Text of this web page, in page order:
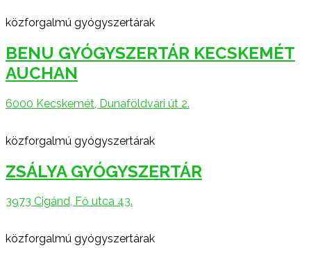
közforgalmú gyógyszertárak
BENU GYÓGYSZERTÁR KECSKEMÉT
AUCHAN
6000 Kecskemét, Dunaföldvári út 2.
közforgalmú gyógyszertárak
ZSÁLYA GYÓGYSZERTÁR
3973 Cigánd, Fő utca 43.
közforgalmú gyógyszertárak